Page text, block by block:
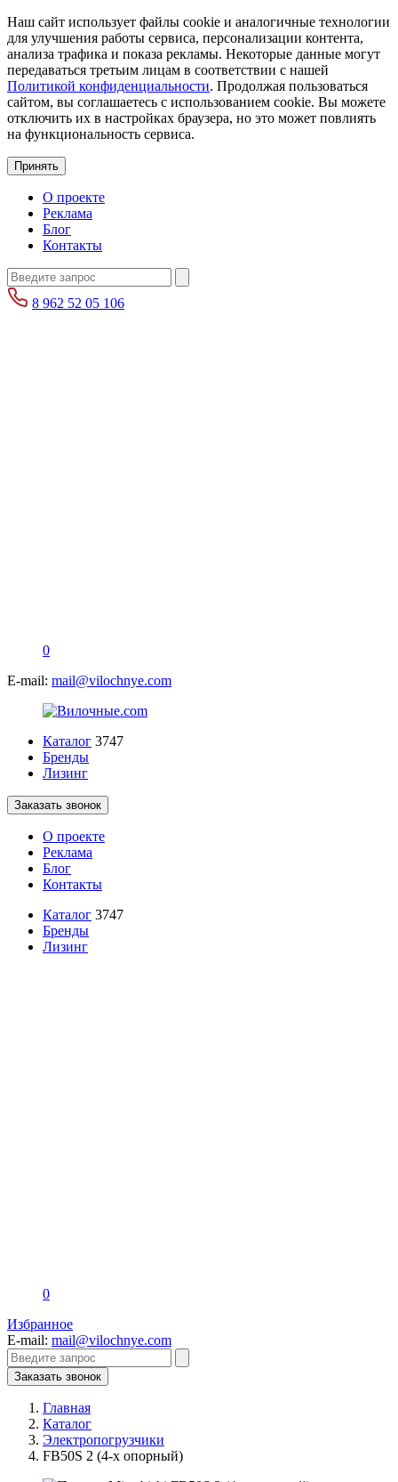
Наш сайт использует файлы cookie и аналогичные технологии
для улучшения работы сервиса, персонализации контента,
анализа трафика и показа рекламы. Некоторые данные могут
передаваться третьим лицам в соответствии с нашей
Политикой конфиденциальности. Продолжая пользоваться
сайтом, вы соглашаетесь с использованием cookie. Вы можете
отключить их в настройках браузера, но это может повлиять
на функциональность сервиса.
Принять
О проекте
Реклама
Блог
Контакты
8 962 52 05 106
0
E-mail: mail@vilochnye.com
Каталог 3747
Бренды
Лизинг
Заказать звонок
О проекте
Реклама
Блог
Контакты
Каталог 3747
Бренды
Лизинг
0
Избранное
E-mail: mail@vilochnye.com
Заказать звонок
Главная
Каталог
Электропогрузчики
FB50S 2 (4-х опорный)